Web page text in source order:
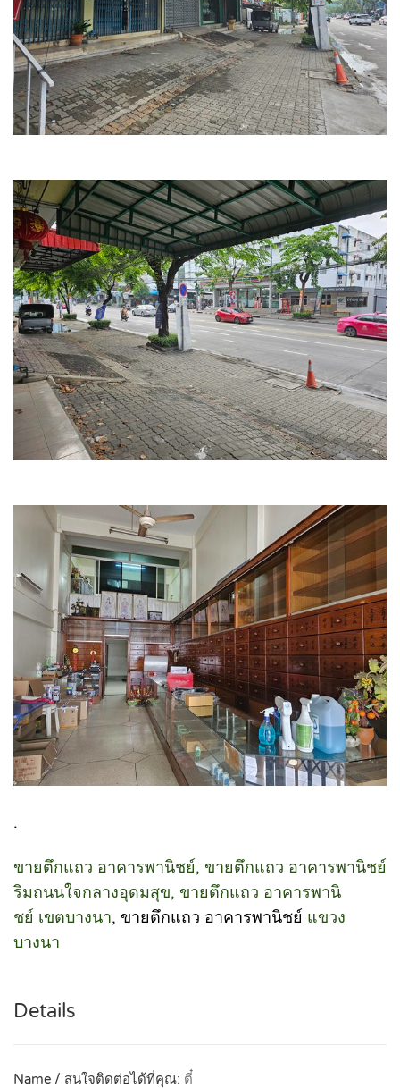
.
ขายตึกแถว อาคารพานิชย์, ขายตึกแถว อาคารพานิชย์
ริมถนนใจกลางอุดมสุข, ขายตึกแถว อาคารพานิ
ชย์ เขตบางนา, ขายตึกแถว อาคารพานิชย์ แขวง
บางนา
Details
Name / สนใจติดต่อได้ที่คุณ: ตี๋